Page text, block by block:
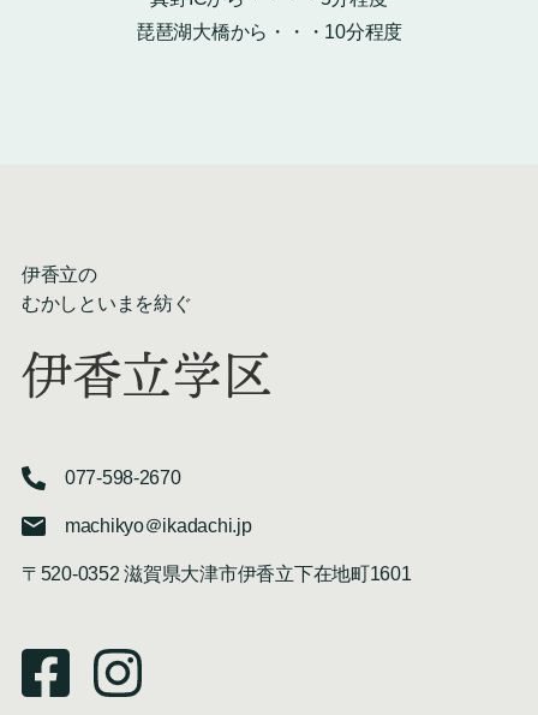
琵琶湖大橋から・・・10分程度
伊香立の
むかしといまを紡ぐ
伊香立学区
077-598-2670
machikyo＠ikadachi.jp
〒520-0352 滋賀県大津市伊香立下在地町1601